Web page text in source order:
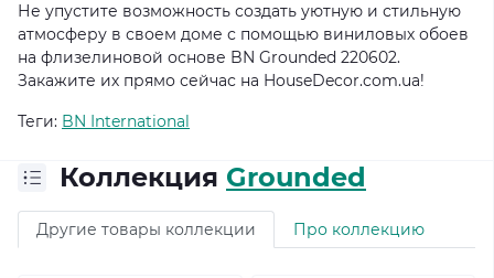
Не упустите возможность создать уютную и стильную
атмосферу в своем доме с помощью виниловых обоев
на флизелиновой основе BN Grounded 220602.
Закажите их прямо сейчас на HouseDecor.com.ua!
Теги: BN International
Коллекция Grounded
Другие товары коллекции Про коллекцию